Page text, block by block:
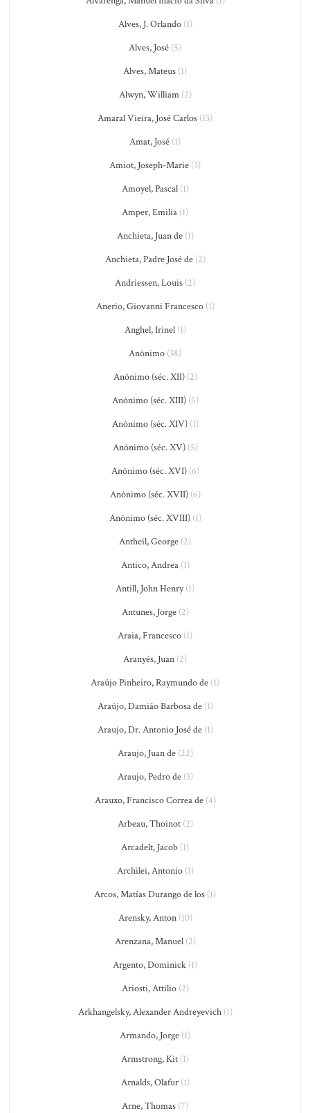
Alves, J. Orlando(1)
Alves, José (5)
Alves, Mateus (1)
Alwyn, William(2)
Amaral Vieira, José Carlos (13)
Amat, José (1)
Amiot, Joseph-Marie (3)
Amoyel, Pascal(1)
Amper, Emilia (1)
Anchieta, Juan de(1)
Anchieta, Padre José de(2)
Andriessen, Louis (2)
Anerio, Giovanni Francesco(1)
Anghel, Irinel(1)
Anônimo (38)
Anônimo (séc. XII)(2)
Anônimo (séc. XIII)(5)
Anônimo (séc. XIV)(1)
Anônimo (séc. XV)(5)
Anônimo (séc. XVI)(6)
Anônimo (séc. XVII)(6)
Anônimo (séc. XVIII)(1)
Antheil, George (2)
Antico, Andrea(1)
Antill, John Henry(1)
Antunes, Jorge(2)
Araia, Francesco (1)
Aranyés, Juan (2)
Araújo Pinheiro, Raymundo de (1)
Araújo, Damião Barbosa de(1)
Araujo, Dr. Antonio José de(1)
Araujo, Juan de(22)
Araujo, Pedro de(3)
Arauxo, Francisco Correa de(4)
Arbeau, Thoinot(2)
Arcadelt, Jacob (1)
Archilei, Antonio(1)
Arcos, Matías Durango de los (1)
Arensky, Anton(10)
Arenzana, Manuel(2)
Argento, Dominick (1)
Ariosti, Attilio(2)
Arkhangelsky, Alexander Andreyevich(1)
Armando, Jorge (1)
Armstrong, Kit (1)
Arnalds, Olafur(1)
Arne, Thomas (7)